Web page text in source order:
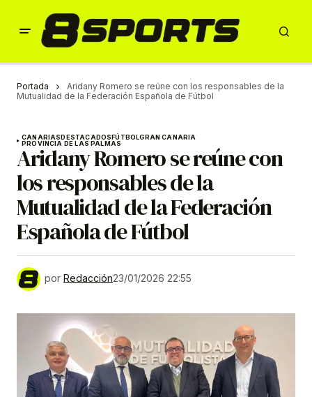
Portada
Aridany Romero se reúne con los responsables de la
Mutualidad de la Federación Española de Fútbol
CANARIASDESTACADOSFÚTBOLGRAN CANARIA
PROVINCIA DE LAS PALMAS
Aridany Romero se reúne con
los responsables de la
Mutualidad de la Federación
Española de Fútbol
por Redacción23/01/2026 22:55